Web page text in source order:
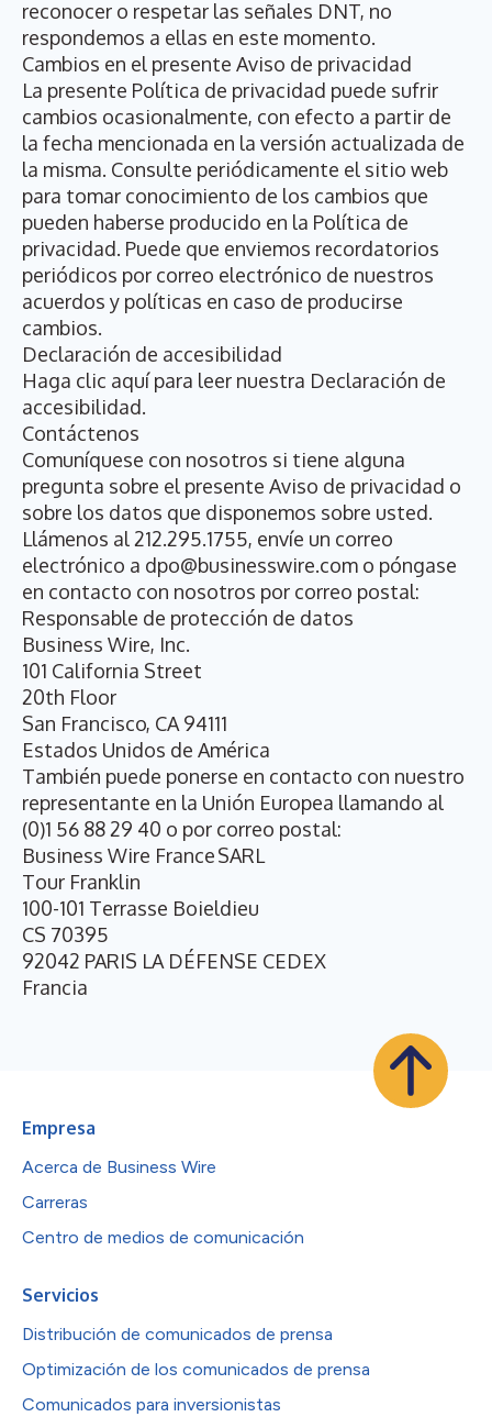
reconocer o respetar las señales DNT, no
respondemos a ellas en este momento.
Cambios en el presente Aviso de privacidad
La presente Política de privacidad puede sufrir
cambios ocasionalmente, con efecto a partir de
la fecha mencionada en la versión actualizada de
la misma. Consulte periódicamente el sitio web
para tomar conocimiento de los cambios que
pueden haberse producido en la Política de
privacidad. Puede que enviemos recordatorios
periódicos por correo electrónico de nuestros
acuerdos y políticas en caso de producirse
cambios.
Declaración de accesibilidad
Haga clic aquí para leer nuestra Declaración de
accesibilidad.
Contáctenos
Comuníquese con nosotros si tiene alguna
pregunta sobre el presente Aviso de privacidad o
sobre los datos que disponemos sobre usted.
Llámenos al 212.295.1755, envíe un correo
electrónico a dpo@businesswire.com o póngase
en contacto con nosotros por correo postal:
Responsable de protección de datos
Business Wire, Inc.
101 California Street
20th Floor
San Francisco, CA 94111
Estados Unidos de América
También puede ponerse en contacto con nuestro
representante en la Unión Europea llamando al
(0)1 56 88 29 40 o por correo postal:
Business Wire France SARL
Tour Franklin
100-101 Terrasse Boieldieu
CS 70395
92042 PARIS LA DÉFENSE CEDEX
Francia
Empresa
Acerca de Business Wire
Carreras
Centro de medios de comunicación
Servicios
Distribución de comunicados de prensa
Optimización de los comunicados de prensa
Comunicados para inversionistas